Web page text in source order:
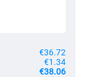
€36.72
€1.34
€38.06